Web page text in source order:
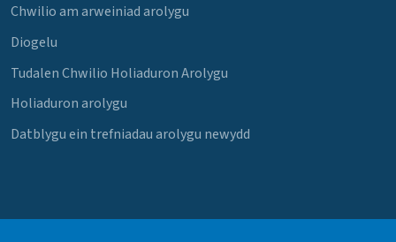
Chwilio am arweiniad arolygu
Diogelu
Tudalen Chwilio Holiaduron Arolygu
Holiaduron arolygu
Datblygu ein trefniadau arolygu newydd